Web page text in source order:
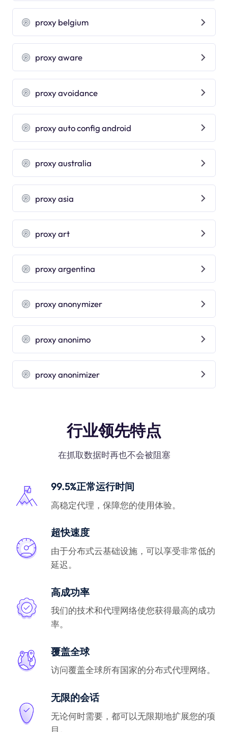
proxy belgium
proxy aware
proxy avoidance
proxy auto config android
proxy australia
proxy asia
proxy art
proxy argentina
proxy anonymizer
proxy anonimo
proxy anonimizer
行业领先特点
在抓取数据时再也不会被阻塞
99.5%正常运行时间
高稳定代理，保障您的使用体验。
超快速度
由于分布式云基础设施，可以享受非常低的
延迟。
高成功率
我们的技术和代理网络使您获得最高的成功
率。
覆盖全球
访问覆盖全球所有国家的分布式代理网络。
无限的会话
无论何时需要，都可以无限期地扩展您的项
目。